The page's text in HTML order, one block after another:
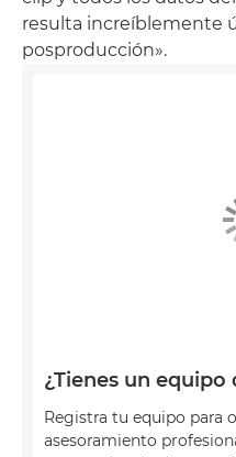
resulta increíblemente
posproducción».
¿Tienes un equipo
Registra tu equipo para
asesoramiento